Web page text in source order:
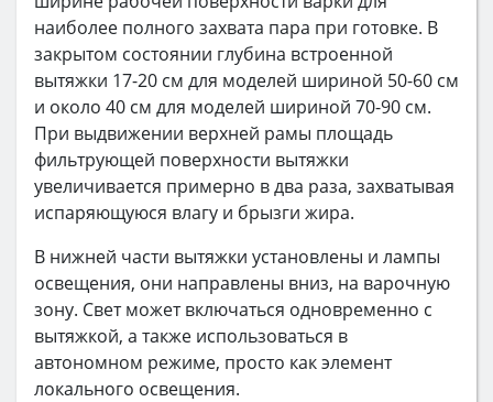
наиболее полного захвата пара при готовке. В
закрытом состоянии глубина встроенной
вытяжки 17-20 см для моделей шириной 50-60 см
и около 40 см для моделей шириной 70-90 см.
При выдвижении верхней рамы площадь
фильтрующей поверхности вытяжки
увеличивается примерно в два раза, захватывая
испаряющуюся влагу и брызги жира.
В нижней части вытяжки установлены и лампы
освещения, они направлены вниз, на варочную
зону. Свет может включаться одновременно с
вытяжкой, а также использоваться в
автономном режиме, просто как элемент
локального освещения.